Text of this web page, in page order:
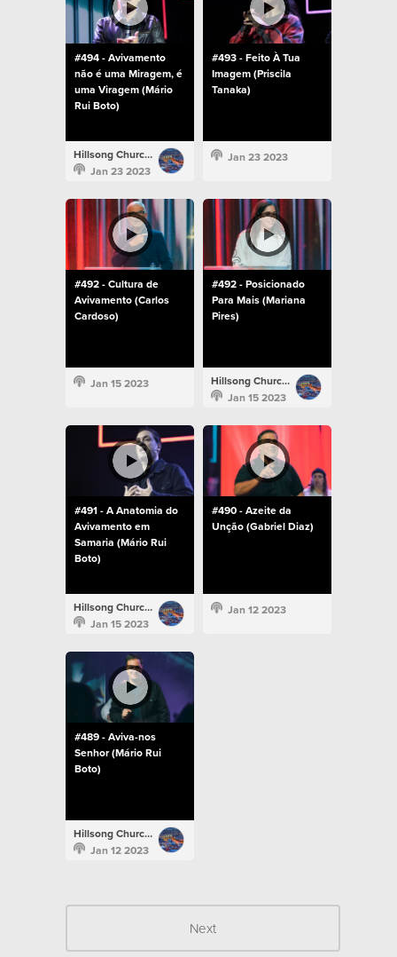
#494 - Avivamento
não é uma Miragem, é
uma Viragem (Mário
Rui Boto)
Hillsong Church Portugal
Jan 23 2023
#493 - Feito À Tua
Imagem (Priscila
Tanaka)
Jan 23 2023
#492 - Cultura de
Avivamento (Carlos
Cardoso)
Jan 15 2023
#492 - Posicionado
Para Mais (Mariana
Pires)
Hillsong Church Portugal
Jan 15 2023
#491 - A Anatomia do
Avivamento em
Samaria (Mário Rui
Boto)
Hillsong Church Portugal
Jan 15 2023
#490 - Azeite da
Unção (Gabriel Diaz)
Jan 12 2023
#489 - Aviva-nos
Senhor (Mário Rui
Boto)
Hillsong Church Portugal
Jan 12 2023
Next